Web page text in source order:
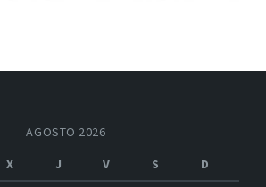
AGOSTO 2026
X J V S
D